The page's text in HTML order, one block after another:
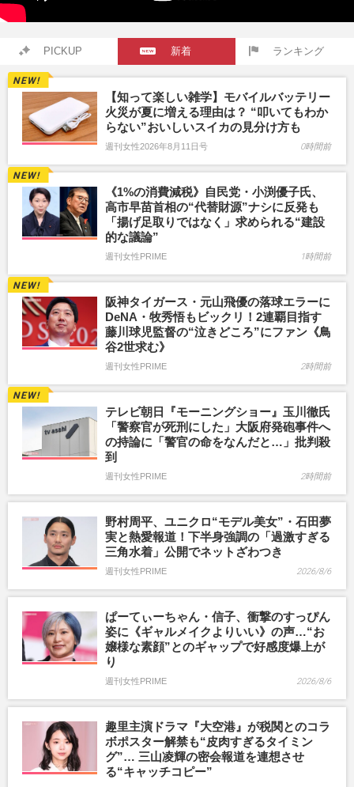
PICKUP 新着 ランキング
【知って楽しい雑学】モバイルバッテリー
火災が夏に増える理由は？ “叩いてもわか
らない”おいしいスイカの見分け方も
週刊女性2026年8月11日号 0時間前
《1%の消費減税》自民党・小渕優子氏、
高市早苗首相の“代替財源”ナシに反発も
「揚げ足取りではなく」求められる“建設
的な議論”
週刊女性PRIME 1時間前
阪神タイガース・元山飛優の落球エラーに
DeNA・牧秀悟もビックリ！2連覇目指す
藤川球児監督の“泣きどころ”にファン《鳥
谷2世求む》
週刊女性PRIME 2時間前
テレビ朝日『モーニングショー』玉川徹氏
「警察官が死刑にした」大阪府発砲事件へ
の持論に「警官の命をなんだと…」批判殺
到
週刊女性PRIME 2時間前
野村周平、ユニクロ“モデル美女”・石田夢
実と熱愛報道！下半身強調の「過激すぎる
三角水着」公開でネットざわつき
週刊女性PRIME 2026/8/6
ぱーてぃーちゃん・信子、衝撃のすっぴん
姿に《ギャルメイクよりいい》の声…“お
嬢様な素顔”とのギャップで好感度爆上が
り
週刊女性PRIME 2026/8/6
趣里主演ドラマ『大空港』が税関とのコラ
ボポスター解禁も“皮肉すぎるタイミン
グ”… 三山凌輝の密会報道を連想させ
る“キャッチコピー”